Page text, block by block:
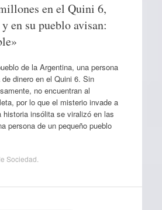
en el Quini 6,
en su pueblo avisan:
de la Argentina, una persona
dinero en el Quini 6. Sin
no encuentran al
por lo que el misterio invade a
historia insólita se viralizó en las
persona de un pequeño pueblo
Sociedad